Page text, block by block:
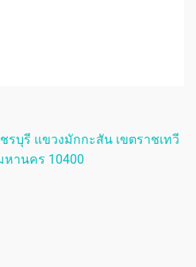
รบุรี แขวงมักกะสัน เขตราชเทวี
หานคร 10400